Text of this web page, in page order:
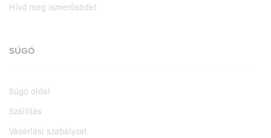
Hívd meg ismerősödet
SÚGÓ
Súgó oldal
Szállítás
Vásárlási szabályzat